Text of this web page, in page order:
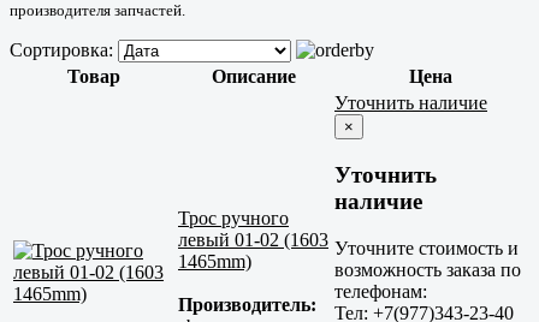
производителя запчастей.
Сортировка:
Товар
Описание Цена
Трос ручного
левый 01-02 (1603
1465mm)
Производитель:
Уточнить наличие
×
Уточнить
наличие
Уточните стоимость и
возможность заказа по
телефонам:
Тел: +7(977)343-23-40